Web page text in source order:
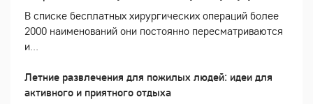
В списке бесплатных хирургических операций более
2000 наименований они постоянно пересматриваются
и...
Летние развлечения для пожилых людей: идеи для
активного и приятного отдыха